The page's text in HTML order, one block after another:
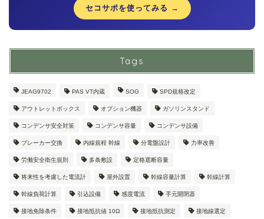
セコサポを使ってみる →
Tags
JEAG9702 PAS VT内蔵 SOG SPD規格改定
アウトレットボックス オプション機器 ガソリンスタンド
コンデンサ安全対策 コンデンサ容量 コンデンサ設備
ブレーカー交換 内線規程 幹線 分電盤設計 力率改善
労働安全衛生規則 多条敷設 定格遮断容量
将来性を考慮した電流計 屋外設置 幹線容量計算 幹線計算
幹線負荷計算 引込設備 感度電流 手元開閉器
接地免除条件 接地抵抗値 10Ω 接地抵抗測定 接地線選定